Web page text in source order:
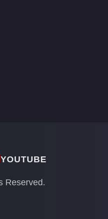
YOUTUBE
Reserved.